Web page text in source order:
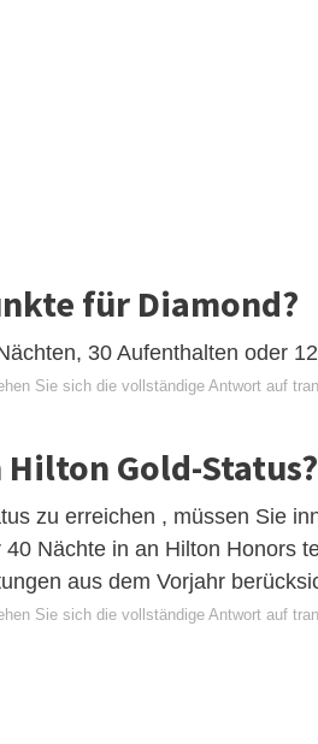
für Diamond?
30 Aufenthalten oder
Sie sich die vollständige Antwort auf
Gold-Status?
zu erreichen , müssen Sie
Nächte in an Hilton Honors
aus dem Vorjahr
Sie sich die vollständige Antwort auf